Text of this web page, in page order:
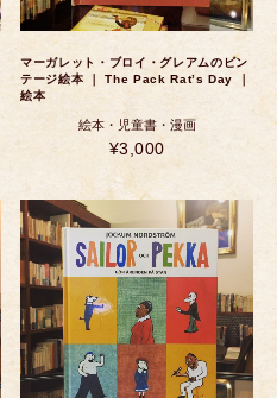
マーガレット・ブロイ・グレアムのビン
テージ絵本 ｜ The Pack Rat’s Day ｜
絵本
絵本・児童書・漫画
¥3,000